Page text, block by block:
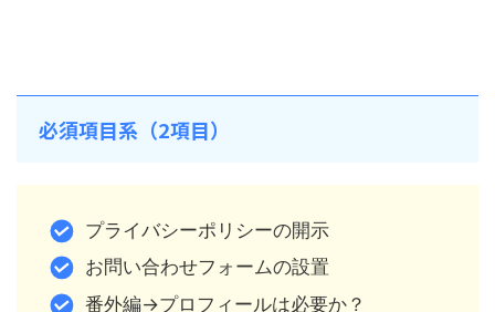
必須項目系（2項目）
プライバシーポリシーの開示
お問い合わせフォームの設置
番外編→プロフィールは必要か？